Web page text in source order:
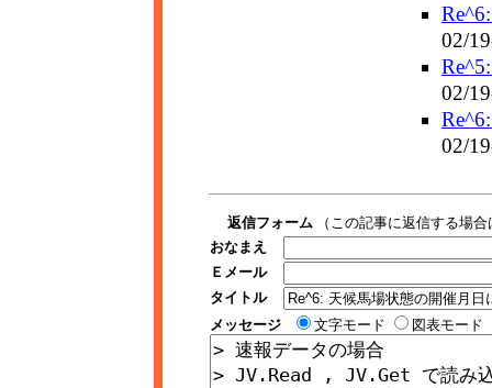
02/
02/
02/
返信フォーム （この記事に返信する場
おなまえ
Ｅメール
タイトル
メッセージ
文字モード 図表モード